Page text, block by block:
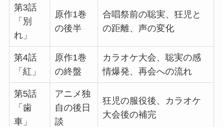
第3話
「別
れ」
原作1巻
の後半
合唱祭前の聡実、狂児と
の距離、声の変化
第4話
「紅」
原作1巻
の終盤
カラオケ大会、聡実の感
情爆発、再会への流れ
第5話
「歯
車」
アニメ独
自の後日
談
狂児の服役後、カラオケ
大会後の補完